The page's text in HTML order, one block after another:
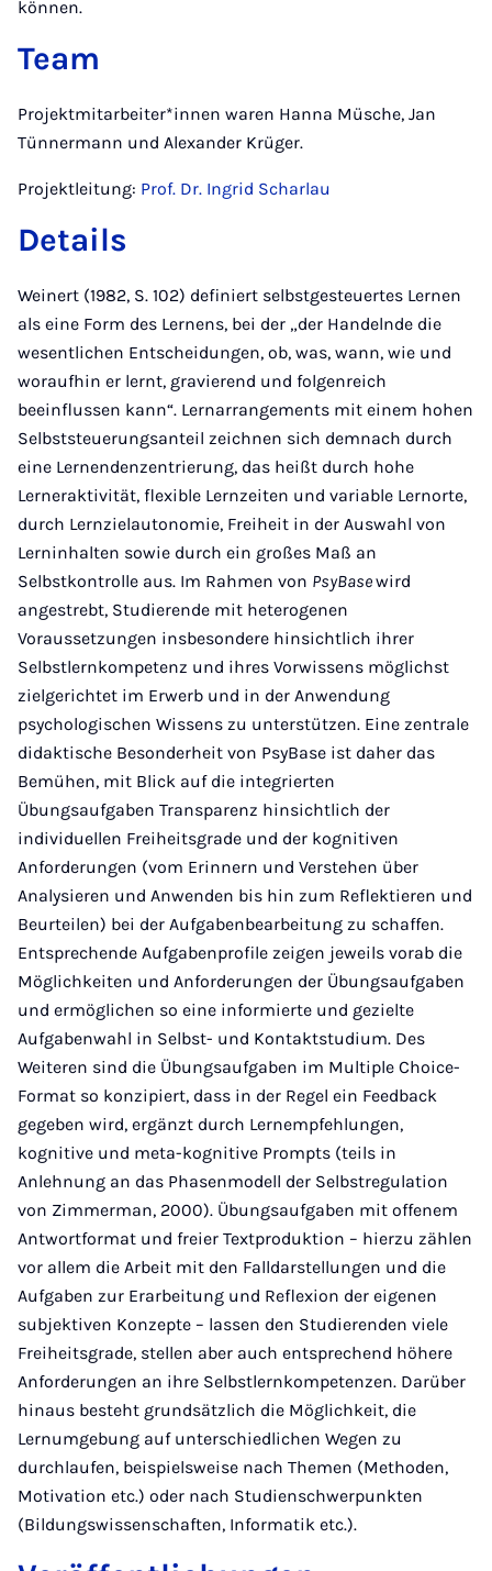
können.
Team
Projektmitarbeiter*innen waren Hanna Müsche, Jan
Tünnermann und Alexander Krüger.
Projektleitung: Prof. Dr. Ingrid Scharlau
Details
Weinert (1982, S. 102) definiert selbstgesteuertes Lernen
als eine Form des Lernens, bei der „der Handelnde die
wesentlichen Entscheidungen, ob, was, wann, wie und
woraufhin er lernt, gravierend und folgenreich
beeinflussen kann“. Lernarrangements mit einem hohen
Selbststeuerungsanteil zeichnen sich demnach durch
eine Lernendenzentrierung, das heißt durch hohe
Lerneraktivität, flexible Lernzeiten und variable Lernorte,
durch Lernzielautonomie, Freiheit in der Auswahl von
Lerninhalten sowie durch ein großes Maß an
Selbstkontrolle aus. Im Rahmen von PsyBasewird
angestrebt, Studierende mit heterogenen
Voraussetzungen insbesondere hinsichtlich ihrer
Selbstlernkompetenz und ihres Vorwissens möglichst
zielgerichtet im Erwerb und in der Anwendung
psychologischen Wissens zu unterstützen. Eine zentrale
didaktische Besonderheit von PsyBase ist daher das
Bemühen, mit Blick auf die integrierten
Übungsaufgaben Transparenz hinsichtlich der
individuellen Freiheitsgrade und der kognitiven
Anforderungen (vom Erinnern und Verstehen über
Analysieren und Anwenden bis hin zum Reflektieren und
Beurteilen) bei der Aufgabenbearbeitung zu schaffen.
Entsprechende Aufgabenprofile zeigen jeweils vorab die
Möglichkeiten und Anforderungen der Übungsaufgaben
und ermöglichen so eine informierte und gezielte
Aufgabenwahl in Selbst- und Kontaktstudium. Des
Weiteren sind die Übungsaufgaben im Multiple Choice-
Format so konzipiert, dass in der Regel ein Feedback
gegeben wird, ergänzt durch Lernempfehlungen,
kognitive und meta-kognitive Prompts (teils in
Anlehnung an das Phasenmodell der Selbstregulation
von Zimmerman, 2000). Übungsaufgaben mit offenem
Antwortformat und freier Textproduktion – hierzu zählen
vor allem die Arbeit mit den Falldarstellungen und die
Aufgaben zur Erarbeitung und Reflexion der eigenen
subjektiven Konzepte – lassen den Studierenden viele
Freiheitsgrade, stellen aber auch entsprechend höhere
Anforderungen an ihre Selbstlernkompetenzen. Darüber
hinaus besteht grundsätzlich die Möglichkeit, die
Lernumgebung auf unterschiedlichen Wegen zu
durchlaufen, beispielsweise nach Themen (Methoden,
Motivation etc.) oder nach Studienschwerpunkten
(Bildungswissenschaften, Informatik etc.).